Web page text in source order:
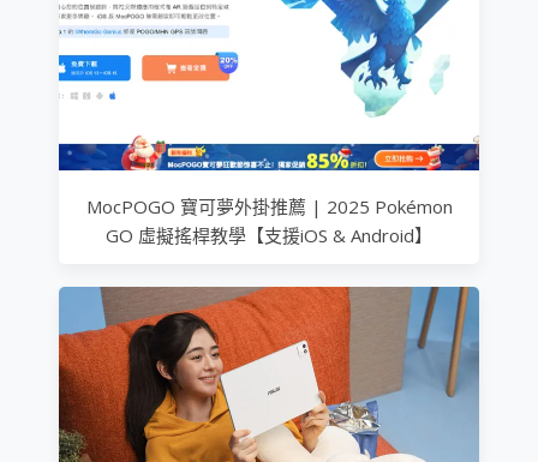
MocPOGO 寶可夢外掛推薦 | 2025 Pokémon
GO 虛擬搖桿教學【支援iOS & Android】